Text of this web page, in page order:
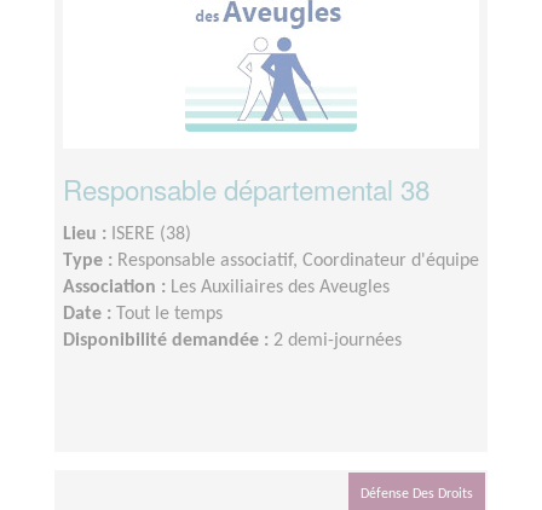
Responsable départemental 38
Lieu : ISERE (38)
Type : Responsable associatif, Coordinateur d'équipe
Association : Les Auxiliaires des Aveugles
Date :
Tout le temps
Disponibilité demandée : 2 demi-journées
Défense Des Droits